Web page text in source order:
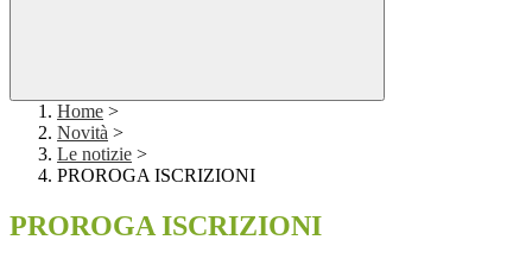
Home >
Novità >
Le notizie >
PROROGA ISCRIZIONI
PROROGA ISCRIZIONI